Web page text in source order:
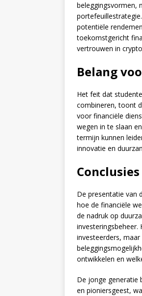
beleggingsvormen,
potentiële
toekomstgericht
vertrouwen in
Belang
Het feit dat
combineren, toont
voor financiële
wegen in te slaan
termijn kunnen
innovatie en
De presentatie van
hoe de financiële
de nadruk op
investeringsbeheer.
investeerders,
ontwikkelen en
De jonge generatie
en pioniersgeest,